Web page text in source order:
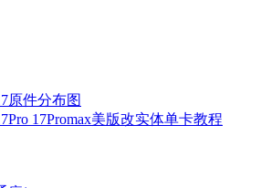
原件分布图
17Promax美版改实体单卡教程